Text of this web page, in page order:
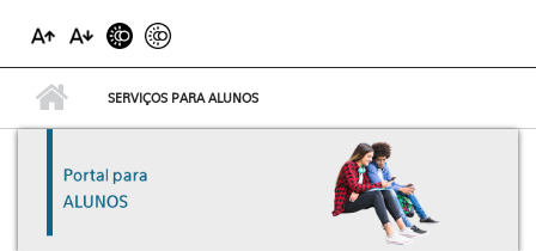
SERVIÇOS PARA ALUNOS